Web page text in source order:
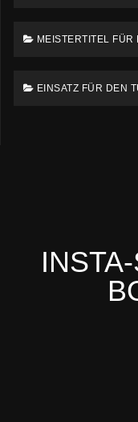
MEISTERTITEL
EINSATZ FÜR DEN